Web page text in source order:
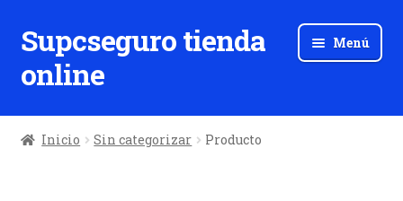
Ir
a
la
Ir
al
contenido
Supcseguro tienda
online
Menú
Inicio Sin categorizar Producto